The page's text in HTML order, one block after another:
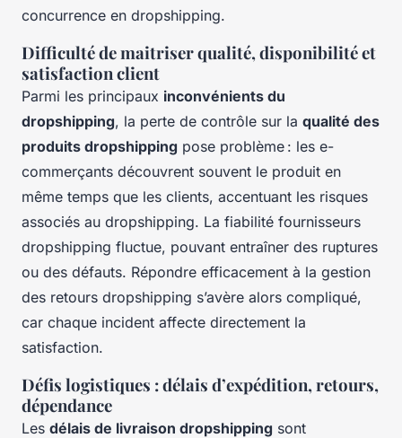
concurrence en dropshipping.
Difficulté de maitriser qualité, disponibilité et
satisfaction client
Parmi les principaux inconvénients du
dropshipping, la perte de contrôle sur la qualité des
produits dropshipping pose problème : les e-
commerçants découvrent souvent le produit en
même temps que les clients, accentuant les risques
associés au dropshipping. La fiabilité fournisseurs
dropshipping fluctue, pouvant entraîner des ruptures
ou des défauts. Répondre efficacement à la gestion
des retours dropshipping s’avère alors compliqué,
car chaque incident affecte directement la
satisfaction.
Défis logistiques : délais d’expédition, retours,
dépendance
Les délais de livraison dropshipping sont